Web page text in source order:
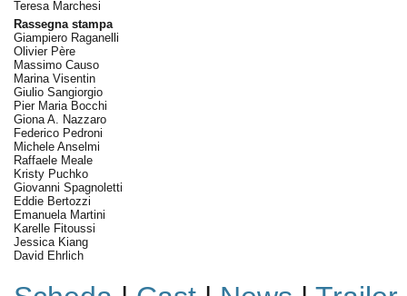
Teresa Marchesi
Rassegna stampa
Giampiero Raganelli
Olivier Père
Massimo Causo
Marina Visentin
Giulio Sangiorgio
Pier Maria Bocchi
Giona A. Nazzaro
Federico Pedroni
Michele Anselmi
Raffaele Meale
Kristy Puchko
Giovanni Spagnoletti
Eddie Bertozzi
Emanuela Martini
Karelle Fitoussi
Jessica Kiang
David Ehrlich